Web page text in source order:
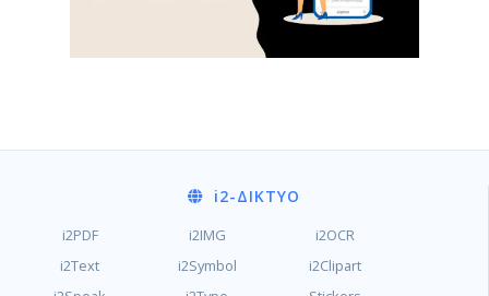
i2-ΔΊΚΤΥΟ
i2PDF i2IMG
i2OCR
i2Text
i2Symbol
i2Clipart